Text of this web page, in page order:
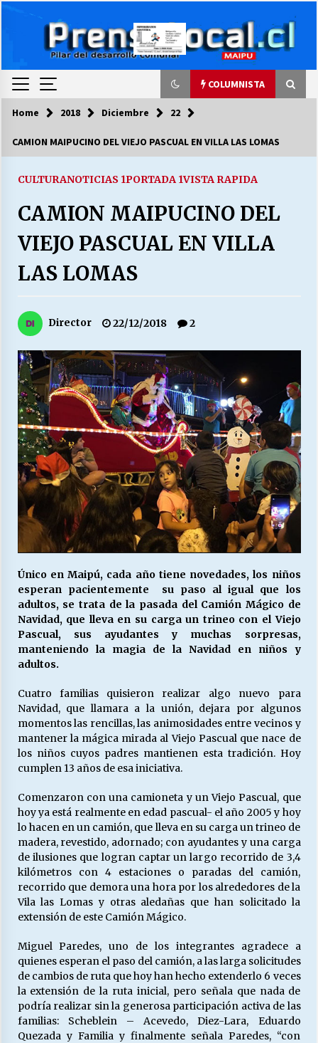
COLUMNISTA
COLUMNISTA
cuándo van a bajar?
HISTORIA
27/07/2026
MUNICIPALIDAD, TRABAJADORES, CLIMA
LABORAL:
13/07/2026
Escuela hospitalaria El Carmen de Maipu.
25/06/2026
¿Qué habrían dicho?
23/06/2026
VOLVER A SER ALTERNATIVA
16/06/2026
MUNICIPALIDADES, HONORARIOS, DESPIDOS
28/05/2026
cuestión social hoy”.
16/05/2026
S.O.S. a los ricos, Save Our Souls (Salvar
Nuestras Almas)
30/04/2026
¿Asesores con doble sueldo?
18/04/2026
Chile y sus segmentos de la riqueza
06/04/2026
Home 2018 Diciembre 22
CAMION MAIPUCINO DEL VIEJO PASCUAL EN VILLA LAS LOMAS
CULTURANOTICIAS 1PORTADA 1VISTA RAPIDA
CAMION MAIPUCINO DEL
VIEJO PASCUAL EN VILLA
LAS LOMAS
Director 22/12/2018 2
Único en Maipú, cada año tiene novedades, los niños
esperan pacientemente su paso al igual que los
adultos, se trata de la pasada del Camión Mágico de
Navidad, que lleva en su carga un trineo con el Viejo
Pascual, sus ayudantes y muchas sorpresas,
manteniendo la magia de la Navidad en niños y
adultos.
Cuatro familias quisieron realizar algo nuevo para
Navidad, que llamara a la unión, dejara por algunos
momentos las rencillas, las animosidades entre vecinos y
mantener la mágica mirada al Viejo Pascual que nace de
los niños cuyos padres mantienen esta tradición. Hoy
cumplen 13 años de esa iniciativa.
Comenzaron con una camioneta y un Viejo Pascual, que
hoy ya está realmente en edad pascual- el año 2005 y hoy
lo hacen en un camión, que lleva en su carga un trineo de
madera, revestido, adornado; con ayudantes y una carga
de ilusiones que logran captar un largo recorrido de 3,4
kilómetros con 4 estaciones o paradas del camión,
recorrido que demora una hora por los alrededores de la
Vila las Lomas y otras aledañas que han solicitado la
extensión de este Camión Mágico.
Miguel Paredes, uno de los integrantes agradece a
quienes esperan el paso del camión, a las larga solicitudes
de cambios de ruta que hoy han hecho extenderlo 6 veces
la extensión de la ruta inicial, pero señala que nada de
podría realizar sin la generosa participación activa de las
familias: Scheblein – Acevedo, Diez-Lara, Eduardo
Quezada y Familia y finalmente señala Paredes, “con